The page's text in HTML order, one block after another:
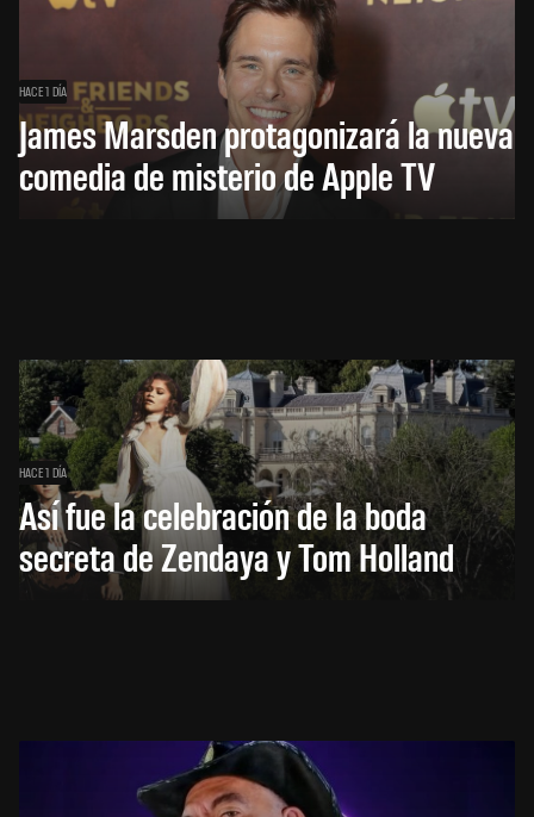
HACE 1 DÍA
James Marsden protagonizará la nueva
comedia de misterio de Apple TV
HACE 1 DÍA
Así fue la celebración de la boda
secreta de Zendaya y Tom Holland